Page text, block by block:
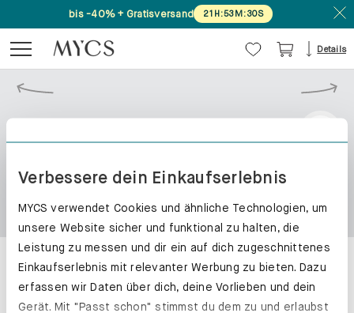
Verbessere dein Einkaufserlebnis
MYCS verwendet Cookies und ähnliche Technologien, um
unsere Website sicher und funktional zu halten, die
Leistung zu messen und dir ein auf dich zugeschnittenes
Einkaufserlebnis mit relevanter Werbung zu bieten. Dazu
erfassen wir Daten über dich, deine Vorlieben und dein
Gerät. Mit "Passt schon" stimmst du dem zu und erlaubst
bis -40% + Gratisversand 21 H:53M:30S
Details